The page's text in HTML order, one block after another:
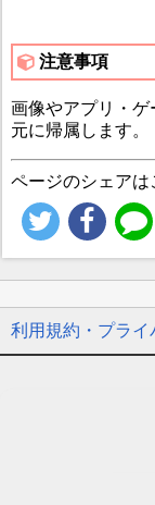
注意事項
画像やアプリ・
元に帰属します。
ページのシェアは
利用規約・プライ